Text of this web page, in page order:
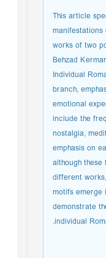
This article
works of two
Behzad
Individual
branch,
emotional
include the
nostalgia,
emphasis on
although
different
motifs
demonstrate
individual